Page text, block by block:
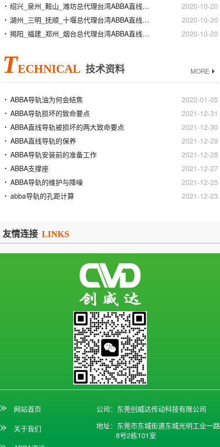
绍兴_泉州_鞍山_潍坊总代理台湾ABBA直线导轨滑块
2020-10-20
湖州_三明_抚顺_十堰总代理台湾ABBA直线导轨滑块
2020-10-20
揭阳_福建_郑州_烟台总代理台湾ABBA直线导轨滑块
2020-10-20
TECHNICAL 技术资料 MORE
ABBA导轨油为何会结焦
2022-01-05
ABBA导轨损坏的致命要点
2021-12-31
ABBA直线导轨被损坏的两大致命要点
2021-12-30
ABBA直线导轨的保养
2021-12-29
ABBA导轨安装前的准备工作
2021-12-28
ABBA支撑座
2021-12-27
ABBA导轨的维护与降噪
2021-12-25
abba导轨的孔距计算
2021-12-23
友情连接 LINKS
网站首页
关于我们
公司：东莞创威达传动科技有限公司
地址：东莞市东城街道东城光明工业一路
8号2栋101室